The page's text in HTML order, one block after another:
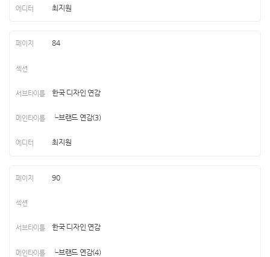
최지원
84
한국 디자인 연감
└브랜드 연감(3)
최지원
90
한국 디자인 연감
└브랜드 연감(4)